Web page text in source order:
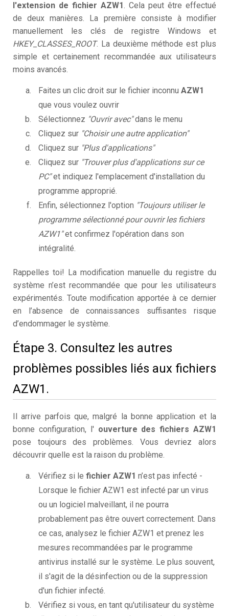
l'extension de fichier AZW1. Cela peut être effectué
de deux manières. La première consiste à modifier
manuellement les clés de registre Windows et
HKEY_CLASSES_ROOT. La deuxième méthode est plus
simple et certainement recommandée aux utilisateurs
moins avancés.
Faites un clic droit sur le fichier inconnu AZW1
que vous voulez ouvrir
Sélectionnez "Ouvrir avec"dans le menu
Cliquez sur "Choisir une autre application"
Cliquez sur "Plus d'applications"
Cliquez sur "Trouver plus d'applications sur ce
PC"et indiquez l'emplacement d'installation du
programme approprié.
Enfin, sélectionnez l'option "Toujours utiliser le
programme sélectionné pour ouvrir les fichiers
AZW1"et confirmez l'opération dans son
intégralité.
Rappelles toi! La modification manuelle du registre du
système n’est recommandée que pour les utilisateurs
expérimentés. Toute modification apportée à ce dernier
en l’absence de connaissances suffisantes risque
d’endommager le système.
Étape 3. Consultez les autres
problèmes possibles liés aux fichiers
AZW1.
Il arrive parfois que, malgré la bonne application et la
bonne configuration, l' ouverture des fichiers AZW1
pose toujours des problèmes. Vous devriez alors
découvrir quelle est la raison du problème.
Vérifiez si le fichier AZW1 n’est pas infecté -
Lorsque le fichier AZW1 est infecté par un virus
ou un logiciel malveillant, il ne pourra
probablement pas être ouvert correctement. Dans
ce cas, analysez le fichier AZW1 et prenez les
mesures recommandées par le programme
antivirus installé sur le système. Le plus souvent,
il s'agit de la désinfection ou de la suppression
d'un fichier infecté.
Vérifiez si vous, en tant qu'utilisateur du système